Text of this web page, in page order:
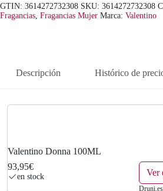
GTIN: 3614272732308 SKU: 3614272732308
Fragancias Fragancias Mujer Marca: Valentino
Descripción Histórico de
Valentino Donna 100ML
93,95€
en stock Ver
Druni.es